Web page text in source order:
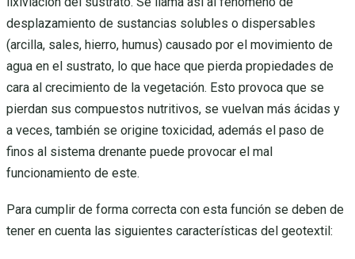
desplazamiento de sustancias solubles o dispersables
(arcilla, sales, hierro, humus) causado por el movimiento de
agua en el sustrato, lo que hace que pierda propiedades de
cara al crecimiento de la vegetación. Esto provoca que se
pierdan sus compuestos nutritivos, se vuelvan más ácidas y
a veces, también se origine toxicidad, además el paso de
finos al sistema drenante puede provocar el mal
funcionamiento de este.
Para cumplir de forma correcta con esta función se deben de
tener en cuenta las siguientes características del geotextil: